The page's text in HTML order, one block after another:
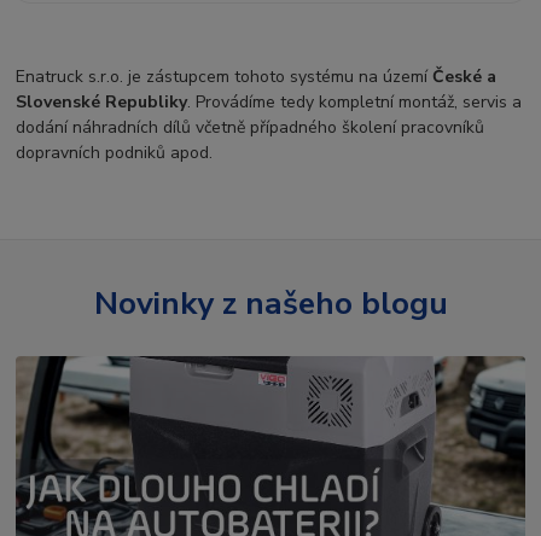
Enatruck s.r.o. je zástupcem tohoto systému na území České a
Slovenské Republiky. Provádíme tedy kompletní montáž, servis a
dodání náhradních dílů včetně případného školení pracovníků
dopravních podniků apod.
Novinky z našeho blogu